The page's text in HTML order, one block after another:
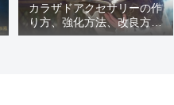
カラザドアクセサリーの作
り方、強化方法、改良方法
などまとめ【黒い砂漠冒険